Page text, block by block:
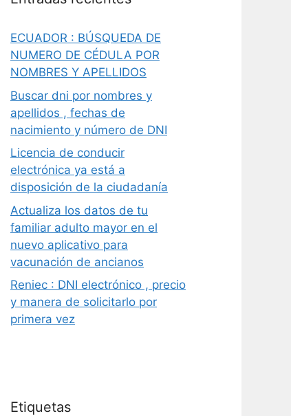
ECUADOR : BÚSQUEDA DE
NUMERO DE CÉDULA POR
NOMBRES Y APELLIDOS
Buscar dni por nombres y
apellidos , fechas de
nacimiento y número de DNI
Licencia de conducir
electrónica ya está a
disposición de la ciudadanía
Actualiza los datos de tu
familiar adulto mayor en el
nuevo aplicativo para
vacunación de ancianos
Reniec : DNI electrónico , precio
y manera de solicitarlo por
primera vez
Etiquetas